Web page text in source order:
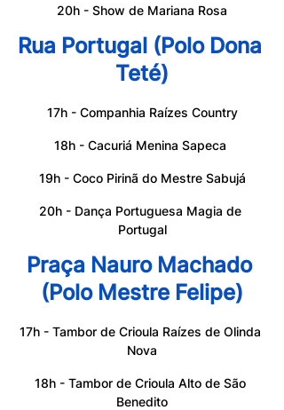
20h - Show de Mariana Rosa
Rua Portugal (Polo Dona
Teté)
17h - Companhia Raízes Country
18h - Cacuriá Menina Sapeca
19h - Coco Pirinã do Mestre Sabujá
20h - Dança Portuguesa Magia de
Portugal
Praça Nauro Machado
(Polo Mestre Felipe)
17h - Tambor de Crioula Raízes de Olinda
Nova
18h - Tambor de Crioula Alto de São
Benedito